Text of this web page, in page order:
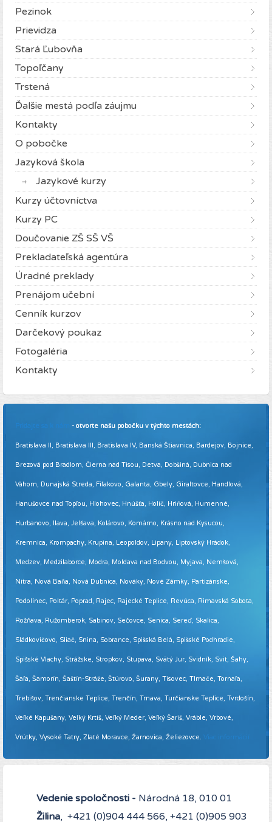
Pezinok
Prievidza
Stará Ľubovňa
Topoľčany
Trstená
Ďalšie mestá podľa záujmu
Kontakty
O pobočke
Jazyková škola
Jazykové kurzy
Kurzy účtovníctva
Kurzy PC
Doučovanie ZŠ SŠ VŠ
Prekladateľská agentúra
Úradné preklady
Prenájom učební
Cenník kurzov
Darčekový poukaz
Fotogaléria
Kontakty
Pridajte sa k nám - otvorte našu pobočku v týchto mestách:
Bratislava II, Bratislava III, Bratislava IV, Banská Štiavnica, Bardejov, Bojnice,
Brezová pod Bradlom, Čierna nad Tisou, Detva, Dobšiná, Dubnica nad
Váhom, Dunajská Streda, Fiľakovo, Galanta, Gbely, Giraltovce, Handlová,
Hanušovce nad Topľou, Hlohovec, Hnúšťa, Holíč, Hriňová, Humenné,
Hurbanovo, Ilava, Jelšava, Kolárovo, Komárno, Krásno nad Kysucou,
Kremnica, Krompachy, Krupina, Leopoldov, Lipany, Liptovský Hrádok,
Medzev, Medzilaborce, Modra, Moldava nad Bodvou, Myjava, Nemšová,
Nitra, Nová Baňa, Nová Dubnica, Nováky, Nové Zámky, Partizánske,
Podolínec, Poltár, Poprad, Rajec, Rajecké Teplice, Revúca, Rimavská Sobota,
Rožňava, Ružomberok, Sabinov, Sečovce, Senica, Sereď, Skalica,
Sládkovičovo, Sliač, Snina, Sobrance, Spišská Belá, Spišské Podhradie,
Spišské Vlachy, Strážske, Stropkov, Stupava, Svätý Jur, Svidník, Svit, Šahy,
Šaľa, Šamorín, Šaštín-Stráže, Štúrovo, Šurany, Tisovec, Tlmače, Tornaľa,
Trebišov, Trenčianske Teplice, Trenčín, Trnava, Turčianske Teplice, Tvrdošín,
Veľké Kapušany, Veľký Krtíš, Veľký Meder, Veľký Šariš, Vráble, Vrbové,
Vrútky, Vysoké Tatry, Zlaté Moravce, Žarnovica, Želiezovce. Viac informácií ...
Vedenie spoločnosti - Národná 18, 010 01
Žilina, +421 (0)904 444 566, +421 (0)905 903